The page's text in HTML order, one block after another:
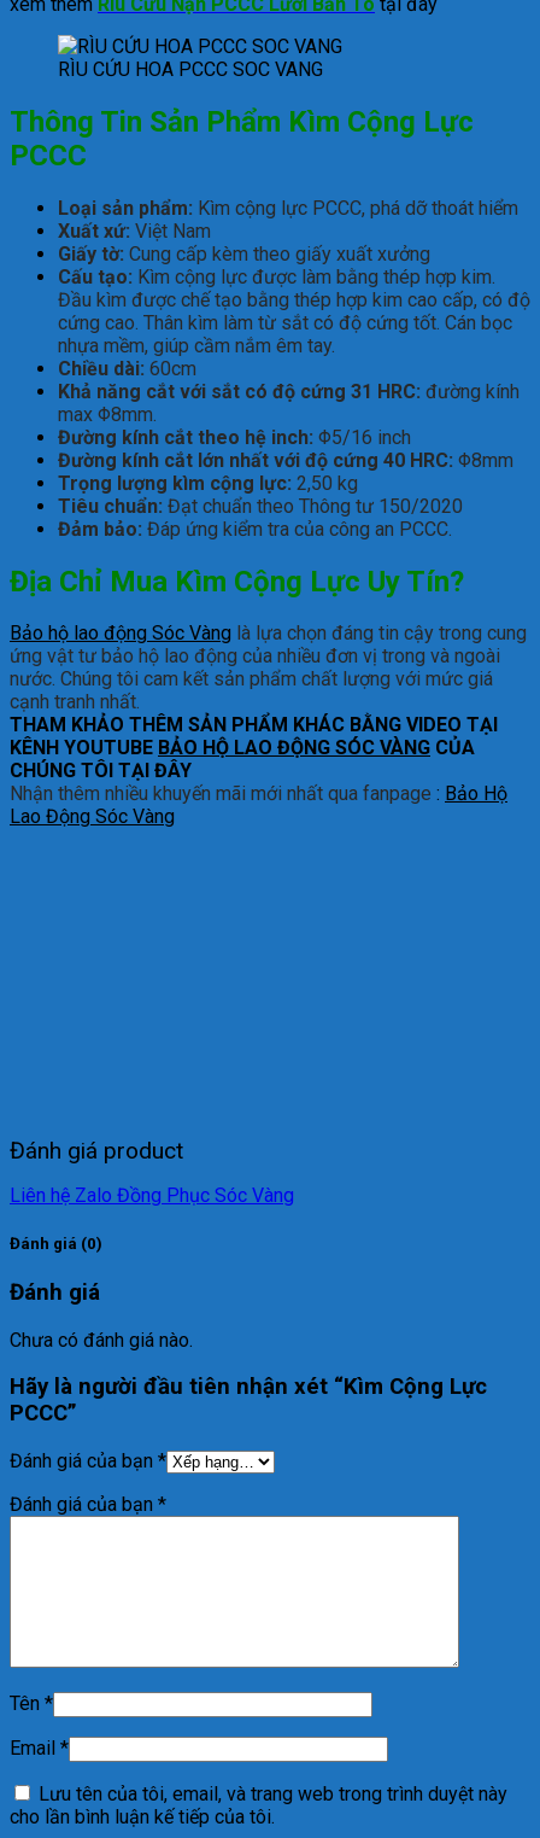
RÌU CỨU HOA PCCC SOC VANG
Thông Tin Sản Phẩm Kìm Cộng Lực
PCCC
Loại sản phẩm: Kìm cộng lực PCCC, phá dỡ thoát hiểm
Xuất xứ: Việt Nam
Giấy tờ: Cung cấp kèm theo giấy xuất xưởng
Cấu tạo: Kìm cộng lực được làm bằng thép hợp kim.
Đầu kìm được chế tạo bằng thép hợp kim cao cấp, có độ
cứng cao. Thân kìm làm từ sắt có độ cứng tốt. Cán bọc
nhựa mềm, giúp cầm nắm êm tay.
Chiều dài: 60cm
Khả năng cắt với sắt có độ cứng 31 HRC: đường kính
max Φ8mm
Đường kính cắt theo hệ inch: Φ5/16 inch
Đường kính cắt lớn nhất với độ cứng 40 HRC: Φ8mm
Trọng lượng kìm cộng lực: 2,50 kg
Tiêu chuẩn: Đạt chuẩn theo Thông tư 150/2020
Đảm bảo: Đáp ứng kiểm tra của công an PCCC.
Địa Chỉ Mua Kìm Cộng Lực Uy Tín?
Bảo hộ lao động Sóc Vàng là lựa chọn đáng tin cậy trong cung
ứng vật tư bảo hộ lao động của nhiều đơn vị trong và ngoài
nước. Chúng tôi cam kết sản phẩm chất lượng với mức giá
cạnh tranh nhất.
THAM KHẢO THÊM SẢN PHẨM KHÁC BẰNG VIDEO TẠI
KÊNH YOUTUBE BẢO HỘ LAO ĐỘNG SÓC VÀNG CỦA
CHÚNG TÔI TẠI ĐÂY
Nhận thêm nhiều khuyến mãi mới nhất qua fanpage : Bảo Hộ
Lao Động Sóc Vàng
Đánh giá product
Liên hệ Zalo Đồng Phục Sóc Vàng
Đánh giá (0)
Đánh giá
Chưa có đánh giá nào.
Hãy là người đầu tiên nhận xét “Kìm Cộng Lực
PCCC”
Đánh giá của bạn *
Đánh giá của bạn *
Tên *
Email *
Lưu tên của tôi, email, và trang web trong trình duyệt này
cho lần bình luận kế tiếp của tôi.